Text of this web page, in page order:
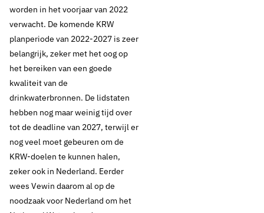
worden in het voorjaar van 2022
verwacht. De komende KRW
planperiode van 2022-2027 is zeer
belangrijk, zeker met het oog op
het bereiken van een goede
kwaliteit van de
drinkwaterbronnen. De lidstaten
hebben nog maar weinig tijd over
tot de deadline van 2027, terwijl er
nog veel moet gebeuren om de
KRW-doelen te kunnen halen,
zeker ook in Nederland. Eerder
wees Vewin daarom al op de
noodzaak voor Nederland om het